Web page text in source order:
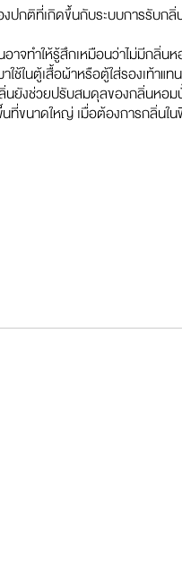
ปกติที่เกิดขึ้นกับระบบการรับ
จทำให้รู้สึกเหมือนว่าไม่มีกลิ่
ช้ในตู้เสื้อผ้าหรือตู้ใส่รองเท้าแท
ยังช่วยปรับสมดุลของกลิ่นหอ
ขนาดใหญ่ เมื่อต้องการกลิ่นใ